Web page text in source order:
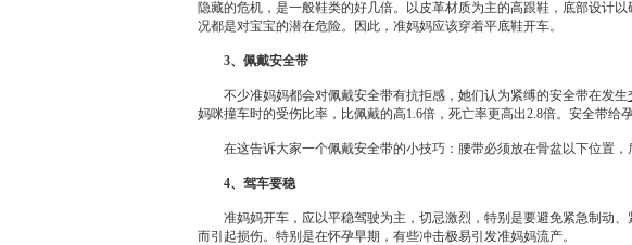
隐藏的危机，是一般鞋类的好几倍。以皮革材质为主的高跟鞋，底部设计
况都是对宝宝的潜在危险。因此，准妈妈应该穿着平底鞋开车。
3、佩戴安全带
不少准妈妈都会对佩戴安全带有抗拒感，她们认为紧缚的安全带在发生
妈咪撞车时的受伤比率，比佩戴的高1.6倍，死亡率更高出2.8倍。安全带给
在这告诉大家一个佩戴安全带的小技巧：腰带必须放在骨盆以下位置，
4、驾车要稳
准妈妈开车，应以平稳驾驶为主，切忌激烈，特别是要避免紧急制动、
而引起损伤。特别是在怀孕早期，有些冲击极易引发准妈妈流产。